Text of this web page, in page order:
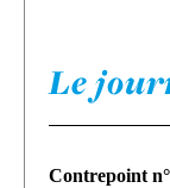
Le
Contrepoint